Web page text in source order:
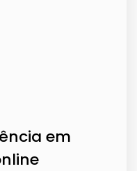
em